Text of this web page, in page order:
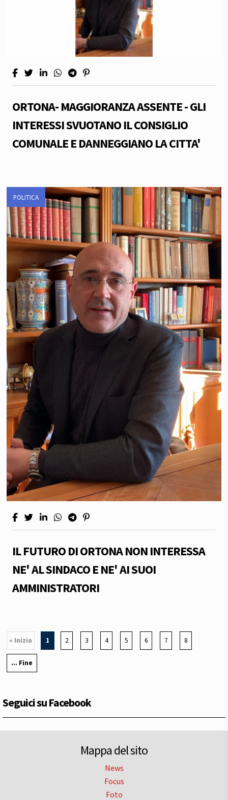
ORTONA- MAGGIORANZA ASSENTE - GLI
INTERESSI SVUOTANO IL CONSIGLIO
COMUNALE E DANNEGGIANO LA CITTA'
POLITICA
IL FUTURO DI ORTONA NON INTERESSA
NE' AL SINDACO E NE' AI SUOI
AMMINISTRATORI
« Inizio 1 2 3 4 5 6 7 8
... Fine
Seguici su Facebook
Mappa del sito
News
Focus
Foto